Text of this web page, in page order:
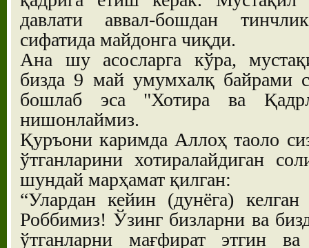
давлати аввал-бошдан
сифатида майдонга чиқди.
Ана шу асосларга кўра,
бизда 9 май умумхалқ байрами
бошлаб эса "Хотира ва
нишонлаймиз.
Қуръони каримда Аллоҳ таоло
ўтганларини хотиралайдиган
шундай марҳамат қилган:
“Улардан кейин (дунёга)
Роббимиз! Ўзинг бизларни ва
ўтганларни мағфират этгин